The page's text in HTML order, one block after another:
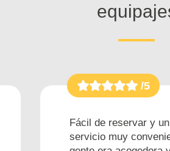
/5
Fácil de reservar y un
servicio muy